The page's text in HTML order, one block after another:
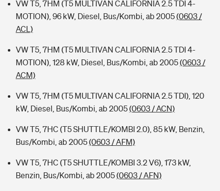
VW T5, 7HM (T5 MULTIVAN CALIFORNIA 2.5 TDI 4-
MOTION), 96 kW, Diesel, Bus/Kombi, ab 2005(0603 /
ACL)
VW T5, 7HM (T5 MULTIVAN CALIFORNIA 2.5 TDI 4-
MOTION), 128 kW, Diesel, Bus/Kombi, ab 2005(0603 /
ACM)
VW T5, 7HM (T5 MULTIVAN CALIFORNIA 2.5 TDI), 120
kW, Diesel, Bus/Kombi, ab 2005(0603 / ACN)
VW T5, 7HC (T5 SHUTTLE/KOMBI 2.0), 85 kW, Benzin,
Bus/Kombi, ab 2005(0603 / AFM)
VW T5, 7HC (T5 SHUTTLE/KOMBI 3.2 V6), 173 kW,
Benzin, Bus/Kombi, ab 2005(0603 / AFN)